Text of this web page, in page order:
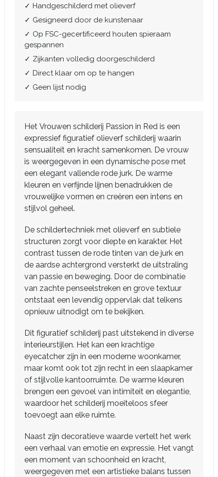
✓ Handgeschilderd met olieverf
✓ Gesigneerd door de kunstenaar
✓ Op FSC-gecertificeerd houten spieraam
gespannen
✓ Zijkanten volledig doorgeschilderd
✓ Direct klaar om op te hangen
✓ Geen lijst nodig
Het Vrouwen schilderij Passion in Red is een
expressief figuratief olieverf schilderij waarin
sensualiteit en kracht samenkomen. De vrouw
is weergegeven in een dynamische pose met
een elegant vallende rode jurk. De warme
kleuren en verfijnde lijnen benadrukken de
vrouwelijke vormen en creëren een intens en
stijlvol geheel.
De schildertechniek met olieverf en subtiele
structuren zorgt voor diepte en karakter. Het
contrast tussen de rode tinten van de jurk en
de aardse achtergrond versterkt de uitstraling
van passie en beweging. Door de combinatie
van zachte penseelstreken en grove textuur
ontstaat een levendig oppervlak dat telkens
opnieuw uitnodigt om te bekijken.
Dit figuratief schilderij past uitstekend in diverse
interieurstijlen. Het kan een krachtige
eyecatcher zijn in een moderne woonkamer,
maar komt ook tot zijn recht in een slaapkamer
of stijlvolle kantoorruimte. De warme kleuren
brengen een gevoel van intimiteit en elegantie,
waardoor het schilderij moeiteloos sfeer
toevoegt aan elke ruimte.
Naast zijn decoratieve waarde vertelt het werk
een verhaal van emotie en expressie. Het vangt
een moment van schoonheid en kracht,
weergegeven met een artistieke balans tussen